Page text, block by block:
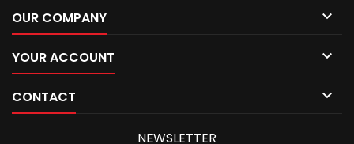
OUR COMPANY 
YOUR ACCOUNT 
CONTACT 
NEWSLETTER